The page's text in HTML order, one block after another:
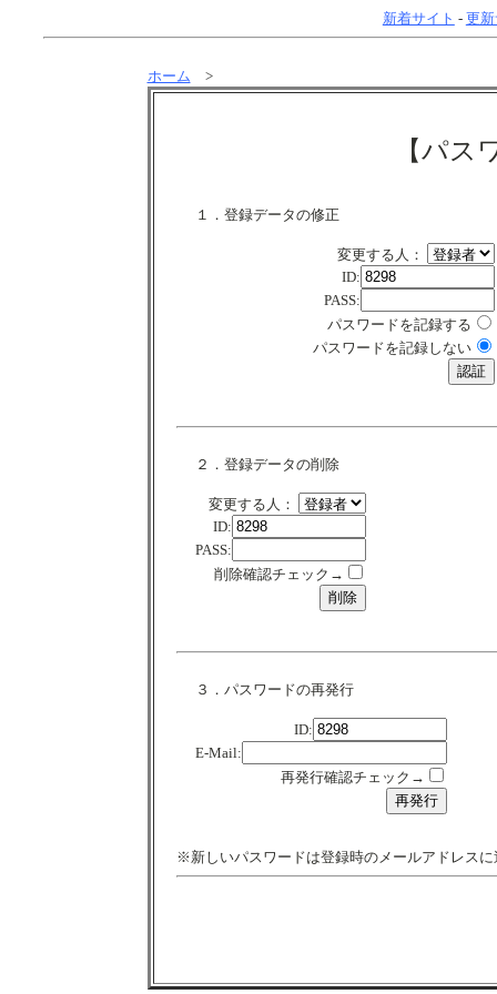
新着サイト - 更
ホーム >
【パス
１．登録データの修正
変更する人：
ID:
PASS:
パスワードを記録する
パスワードを記録しない
２．登録データの削除
変更する人：
ID:
PASS:
削除確認チェック→
３．パスワードの再発行
ID:
E-Mail:
再発行確認チェック→
※新しいパスワードは登録時のメールアドレスに